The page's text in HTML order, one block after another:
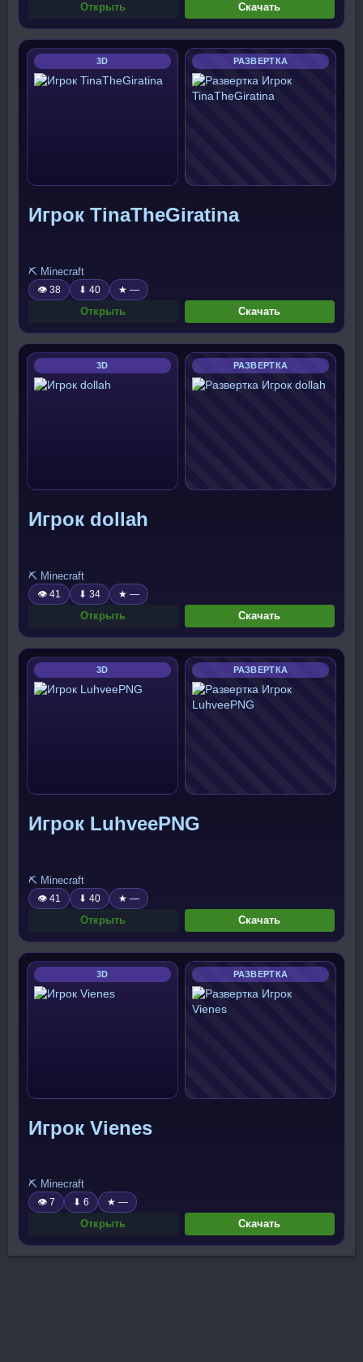
Открыть Скачать
3D РАЗВЕРТКА
Игрок TinaTheGiratina
⛏️ Minecraft
👁 38 ⬇ 40 ★ —
Открыть Скачать
3D РАЗВЕРТКА
Игрок dollah
⛏️ Minecraft
👁 41 ⬇ 34 ★ —
Открыть Скачать
3D РАЗВЕРТКА
Игрок LuhveePNG
⛏️ Minecraft
👁 41 ⬇ 40 ★ —
Открыть Скачать
3D РАЗВЕРТКА
Игрок Vienes
⛏️ Minecraft
👁 7 ⬇ 6 ★ —
Открыть Скачать